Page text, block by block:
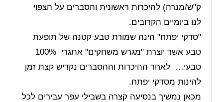
ק"ש/מנרה) להיכרות ראשונית והסברים על הצפוי
לנו ביומיים הקרובים.
"סדקי יפתח" הינה שמורת טבע קטנה של תופעת
טבע אשר יוצרת "מגרש משחקים" אתגרי 100%
טבעי… לאחר ההיכרות וההסברים נקדיש קצת זמן
להינות מסדקי יפתח.
מכאן נמשיך בנסיעה קצרה בשבילי עפר עבירים לכל